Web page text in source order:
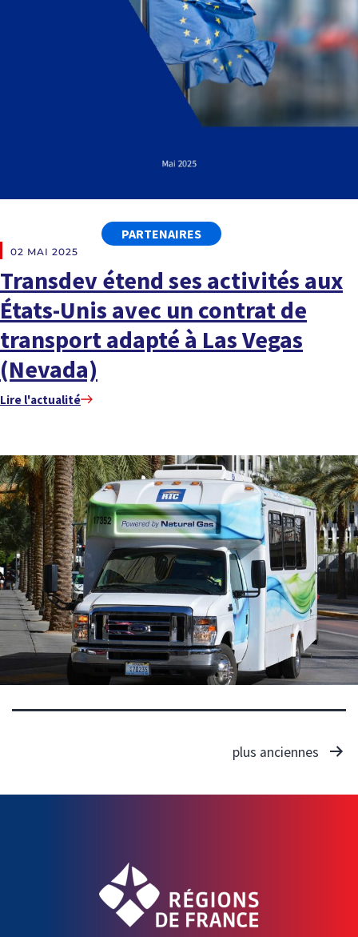
02 MAI 2025
PARTENAIRES
Transdev étend ses activités aux
États-Unis avec un contrat de
transport adapté à Las Vegas
(Nevada)
Lire l'actualité
plus anciennes